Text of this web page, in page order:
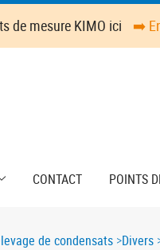
de mesure KIMO ici ➡️
CONTACT
POINTS
de condensats Divers